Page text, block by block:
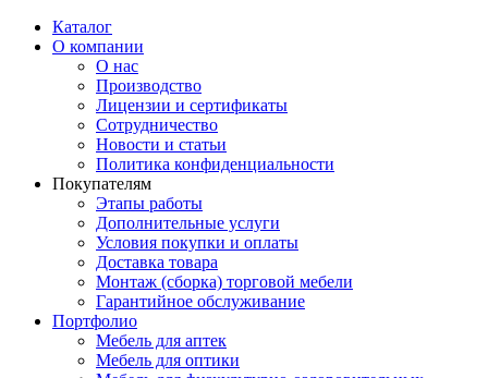
Каталог
О компании
О нас
Производство
Лицензии и сертификаты
Сотрудничество
Новости и статьи
Политика конфиденциальности
Покупателям
Этапы работы
Дополнительные услуги
Условия покупки и оплаты
Доставка товара
Монтаж (сборка) торговой мебели
Гарантийное обслуживание
Портфолио
Мебель для аптек
Мебель для оптики